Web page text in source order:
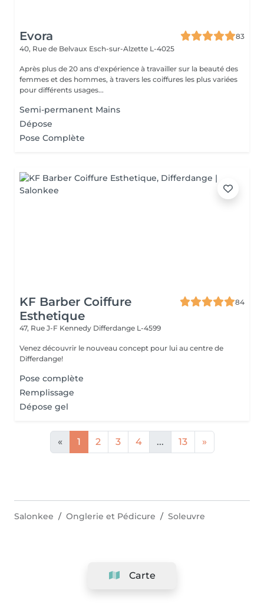
Evora
83
40, Rue de Belvaux Esch-sur-Alzette L-4025
Après plus de 20 ans d'expérience à travailler sur la beauté des
femmes et des hommes, à travers les coiffures les plus variées
pour différents usages...
Semi-permanent Mains
Dépose
Pose Complète
KF Barber Coiffure
Esthetique
84
47, Rue J-F Kennedy Differdange L-4599
Venez découvrir le nouveau concept pour lui au centre de
Differdange!
Pose complète
Remplissage
Dépose gel
« 1 2 3 4 ... 13 »
Carte
Salonkee Onglerie et Pédicure Soleuvre